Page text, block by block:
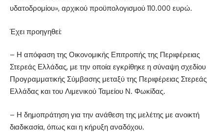
υδατοδρομίου», αρχικού προϋπολογισμού 110.000 ευρώ.
Έχει προηγηθεί:
– Η απόφαση της Οικονομικής Επιτροπής της Περιφέρειας
Στερεάς Ελλάδας, με την οποία εγκρίθηκε η σύναψη σχεδίου
Προγραμματικής Σύμβασης μεταξύ της Περιφέρειας Στερεάς
Ελλάδας και του Λιμενικού Ταμείου Ν. Φωκίδας.
– Η δημοπράτηση για την ανάθεση της μελέτης με ανοικτή
διαδικασία, όπως και η κήρυξη αναδόχου.